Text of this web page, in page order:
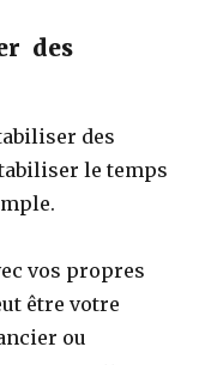
des
des
le temps
vos propres
être votre
ou